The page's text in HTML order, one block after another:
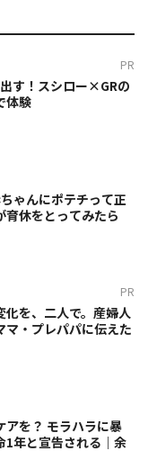
PR
出す！スシロー×GRの
体験
ゃんにポテチって正
育休をとってみたら
PR
を、二人で。産婦人
・プレパパに伝えた
アを？ モラハラに暴
年と宣告される｜余